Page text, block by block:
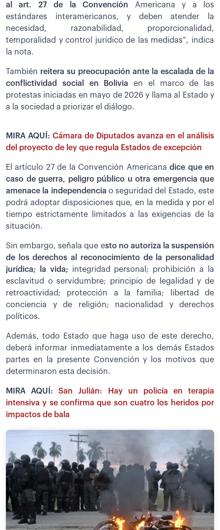
al art. 27 de la Convención Americana y a los
estándares interamericanos, y deben atender la
necesidad, razonabilidad, proporcionalidad,
temporalidad y control jurídico de las medidas”, indica
la nota.
También reitera su preocupación ante la escalada de la
conflictividad social en Bolivia en el marco de las
protestas iniciadas en mayo de 2026 y llama al Estado y
a la sociedad a priorizar el diálogo.
MIRA AQUÍ: Cámara de Diputados avanza en el análisis
del proyecto de ley que regula Estados de excepción
El artículo 27 de la Convención Americanadice que en
caso de guerra, peligro público u otra emergencia que
amenace la independencia o seguridad del Estado, este
podrá adoptar disposiciones que, en la medida y por el
tiempo estrictamente limitados a las exigencias de la
situación.
Sin embargo, señala que esto no autoriza la suspensión
de los derechos al reconocimiento de la personalidad
jurídica; la vida; integridad personal; prohibición a la
esclavitud o servidumbre; principio de legalidad y de
retroactividad; protección a la familia; libertad de
conciencia y de religión; nacionalidad y derechos
políticos.
Además, todo Estado que haga uso de este derecho,
deberá informar inmediatamente a los demás Estados
partes en la presente Convención y los motivos que
determinaron esta decisión.
MIRA AQUÍ:San Julián: Hay un policía en terapia
intensiva y se confirma que son cuatro los heridos por
impactos de bala